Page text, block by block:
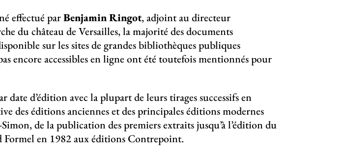
effectué parBenjamin Ringot, adjoint au directeur
du château de Versailles, la majorité des documents
sur les sites de grandes bibliothèques publiques
encore accessibles en ligne ont été toutefois mentionnés pour
date d’édition avec la plupart de leurs tirages successifs en
des éditions anciennes et des principales éditions modernes
de la publication des premiers extraits jusqu’à l’édition du
en 1982 aux éditions Contrepoint.